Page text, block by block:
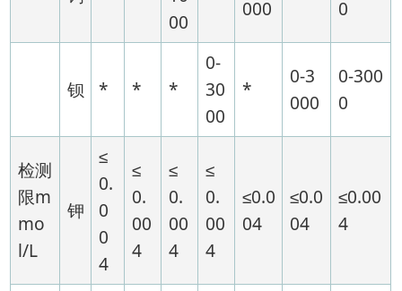
00
000 0
钡 * * *
0-
30
00
*
0-3
000
0-300
0
检测
限m
mo
l/L
钾
≤
0.
0
0
4
≤
0.
00
4
≤
0.
00
4
≤
0.
00
4
≤0.0
04
≤0.0
04
≤0.00
4